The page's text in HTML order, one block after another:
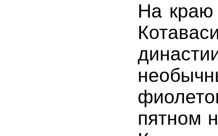
На краю
пятном